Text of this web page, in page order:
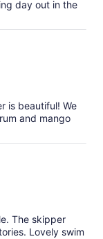
day out in the
is beautiful! We
and mango
The skipper
Lovely swim